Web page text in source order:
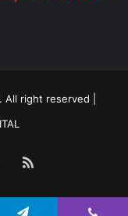
right reserved |